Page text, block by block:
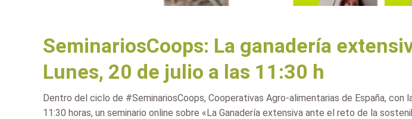
SeminariosCoops: La ganadería
Lunes, 20 de julio a las 11:30 h
Dentro del ciclo de #SeminariosCoops, Cooperativas Agro-alimentarias de España, con
11:30 horas, un seminario online sobre «La Ganadería extensiva ante el reto de la